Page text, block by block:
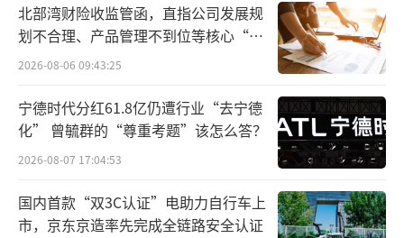
北部湾财险收监管函，直指公司发展规
划不合理、产品管理不到位等核心“痛
点”
2026-08-06 09:43:25
宁德时代分红61.8亿仍遭行业“去宁德
化” 曾毓群的“尊重考题”该怎么答？
2026-08-07 17:04:53
国内首款“双3C认证”电助力自行车上
市，京东京造率先完成全链路安全认证